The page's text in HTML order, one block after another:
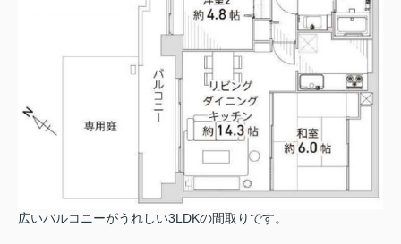
広いバルコニーがうれしい3LDKの間取りです。